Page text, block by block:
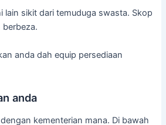
lain sikit dari temuduga swasta. Skop
berbeza.
anda dah equip persediaan
anda
kementerian mana. Di bawah